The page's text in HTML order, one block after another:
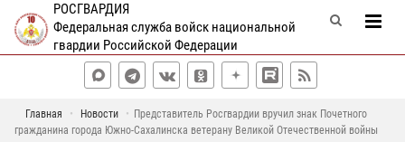
РОСГВАРДИЯ
Федеральная служба войск национальной
гвардии Российской Федерации
Главная Новости
Представитель Росгвардии вручил знак Почетного
гражданина города Южно-Сахалинска ветерану Великой Отечественной войны